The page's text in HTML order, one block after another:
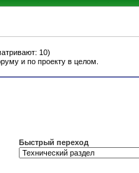
10)
и по проекту в целом.
Быстрый переход